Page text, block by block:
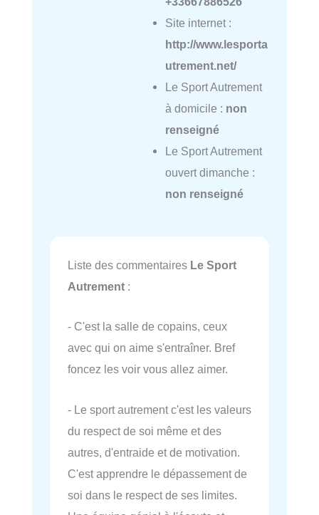
Site internet :
http://www.lesporta
utrement.net/
Le Sport Autrement
à domicile : non
renseigné
Le Sport Autrement
ouvert dimanche :
non renseigné
Liste des commentaires Le Sport
Autrement :
- C'est la salle de copains, ceux
avec qui on aime s'entraîner. Bref
foncez les voir vous allez aimer.
- Le sport autrement c'est les valeurs
du respect de soi même et des
autres, d'entraide et de motivation.
C'est apprendre le dépassement de
soi dans le respect de ses limites.